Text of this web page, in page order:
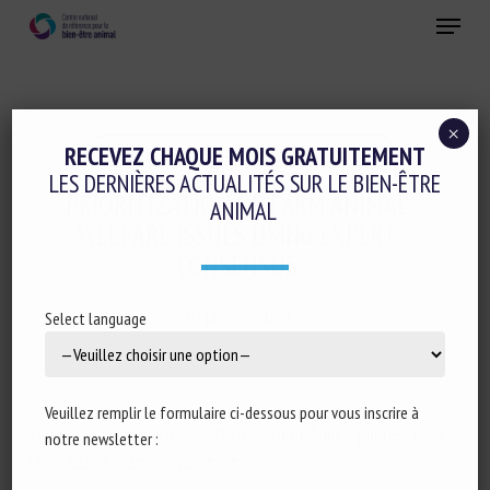
Menu
Ethique-sociologie-philosophie-droit
PRIORITIZATION OF FARM ANIMAL
CONSENSUS
Type de document : article scientifique publié dans
RECEVEZ CHAQUE MOIS GRATUITEMENT
LES DERNIÈRES ACTUALITÉS SUR LE BIEN-ÊTRE
ANIMAL
Select language
Veuillez remplir le formulaire ci-dessous pour vous inscrire à
notre newsletter :
×